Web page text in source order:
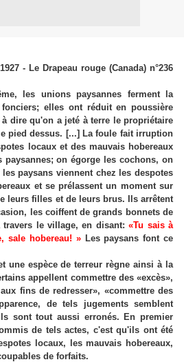
- Le Drapeau rouge (Canada) n°236
les unions paysannes ferment la
elles ont réduit en poussière
dire qu'on a jeté à terre le propriétaire
pied dessus. [...] La foule fait irruption
locaux et des mauvais hobereaux
on égorge les cochons, on
paysans viennent chez les despotes
et se prélassent un moment sur
leurs filles et de leurs brus. Ils arrêtent
les coiffent de grands bonnets de
travers le village, en disant:«Tu sais à
sale hobereau! »Les paysans font ce
une espèce de terreur règne ainsi à la
appellent commettre des «excès»,
fins de redresser», «commettre des
de tels jugements semblent
sont tout aussi erronés. En premier
de tels actes, c'est qu'ils ont été
locaux, les mauvais hobereaux,
de forfaits.